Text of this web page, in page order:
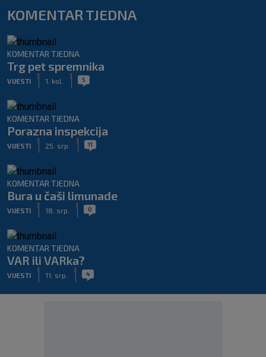
KOMENTAR TJEDNA
KOMENTAR TJEDNA
Trg pet spremnika
VIJESTI 1. kol. 5
KOMENTAR TJEDNA
Porazna inspekcija
VIJESTI 25. srp. 11
KOMENTAR TJEDNA
Bura u čaši limunade
VIJESTI 18. srp. 0
KOMENTAR TJEDNA
VAR ili VARka?
VIJESTI 11. srp. 4